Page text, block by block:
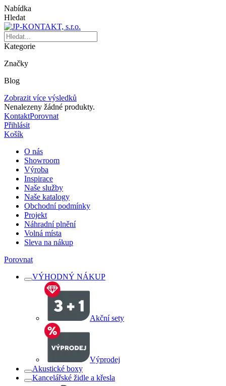
Nabídka
Hledat
Kategorie
Značky
Blog
Zobrazit více výsledků
Nenalezeny žádné produkty.
KontaktPorovnat
Přihlásit
Košík
O nás
Showroom
Výroba
Inspirace
Naše služby
Naše katalogy
Obchodní podmínky
Projekt
Náhradní plnění
Volná místa
Sleva na nákup
Porovnat
VÝHODNÝ NÁKUP
Akční sety
Výprodej
Akustické boxy
Kancelářské židle a křesla